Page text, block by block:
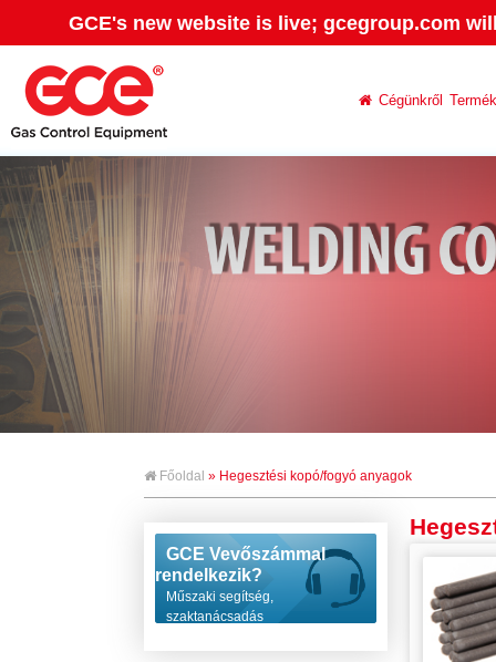
GCE's new website is live; gcegroup.com
Cégünkről
Főoldal » Hegesztési kopó/fogyó anyagok
GCE Vevőszámmal
rendelkezik?
Műszaki segítség,
szaktanácsadás